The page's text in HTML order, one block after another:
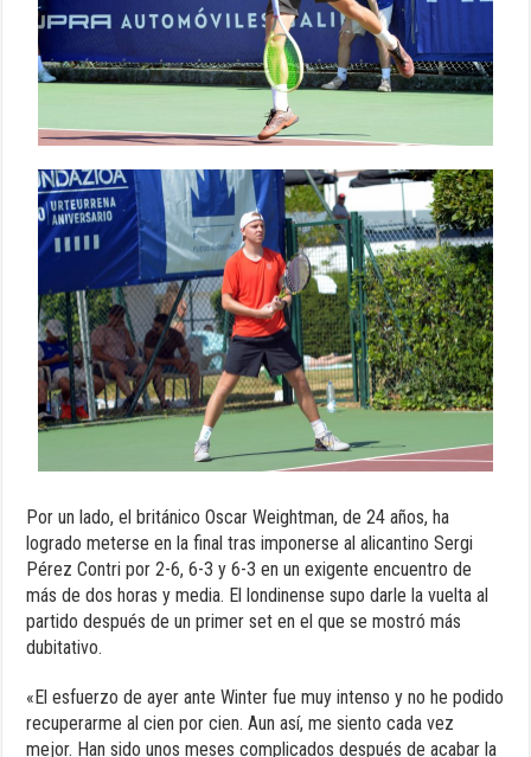
Por un lado, el británico Oscar Weightman, de 24 años, ha
logrado meterse en la final tras imponerse al alicantino Sergi
Pérez Contri por 2-6, 6-3 y 6-3 en un exigente encuentro de
más de dos horas y media. El londinense supo darle la vuelta al
partido después de un primer set en el que se mostró más
dubitativo.
«El esfuerzo de ayer ante Winter fue muy intenso y no he podido
recuperarme al cien por cien. Aun así, me siento cada vez
mejor. Han sido unos meses complicados después de acabar la